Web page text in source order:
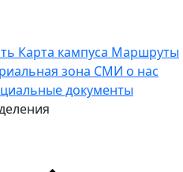
Карта кампуса Маршруты
зона СМИ о нас
документы